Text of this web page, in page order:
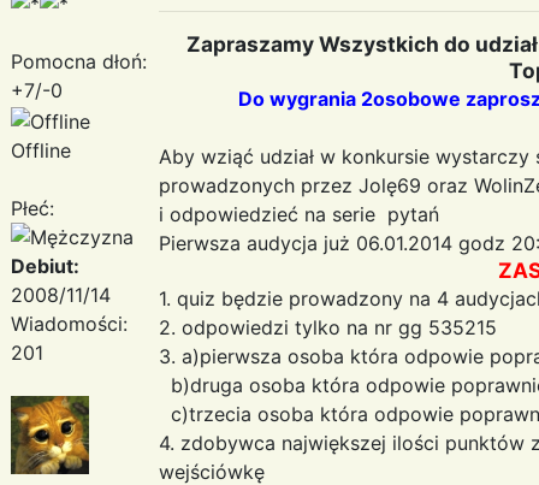
Pomocna dłoń:
+7/-0
Offline
Płeć:
Debiut:
2008/11/14
Wiadomości:
201
Zapraszamy Wszystkich do
Do wygrania 2osobowe
Aby wziąć udział w konkursie wystarczy
prowadzonych przez Jolę69 oraz
i odpowiedzieć na serie pytań
Pierwsza audycja już 06.01.2014 godz
1. quiz będzie prowadzony na 4
2. odpowiedzi tylko na nr gg 535215
3. a)pierwsza osoba która odpowie
b)druga osoba która odpowie
c)trzecia osoba która odpowie
4. zdobywca największej ilości punktów
wejściówkę